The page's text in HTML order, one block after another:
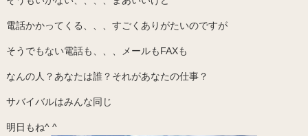
電話かかってくる、、、すごくありがたいのですが
そうでもない電話も、、、メールもFAXも
なんの人？あなたは誰？それがあなたの仕事？
サバイバルはみんな同じ
明日もね^ ^